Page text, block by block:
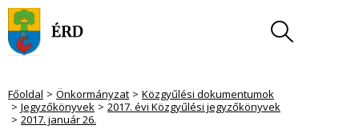
Főoldal Önkormányzat
Közgyűlési dokumentumok
Jegyzőkönyvek
2017. évi Közgyűlési jegyzőkönyvek
2017. január 26.